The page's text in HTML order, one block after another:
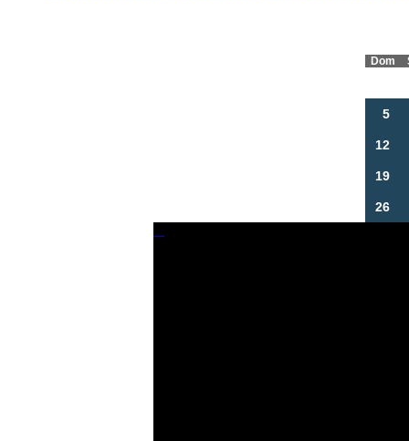
Dom
5
12
19
26